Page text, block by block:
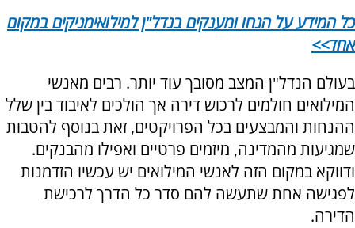
כל המידע על הנחו ומענקים בנדל"ן למילואימניקים במקום
אחד>>
בעולם הנדל"ן המצב מסובך עוד יותר. רבים מאנשי
המילואים חולמים לרכוש דירה אך הולכים לאיבוד בין שלל
ההנחות והמבצעים בכל הפרויקטים, זאת בנוסף להטבות
שמגיעות מהמדינה, מיזמים פרטיים ואפילו מהבנקים.
ודווקא במקום הזה לאנשי המילואים יש עכשיו הזדמנות
לפגישה אחת שתעשה להם סדר כל הדרך לרכישת
הדירה.